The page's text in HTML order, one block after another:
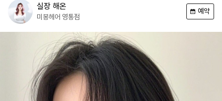
실장 해온
미봉헤어 영통점
예약